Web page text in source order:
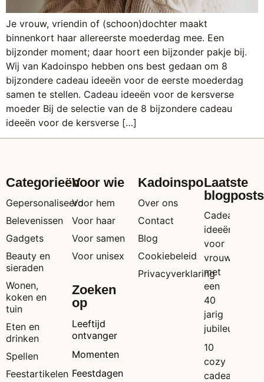
Je vrouw, vriendin of (schoon)dochter maakt
binnenkort haar allereerste moederdag mee. Een
bijzonder moment; daar hoort een bijzonder pakje bij.
Wij van Kadoinspo hebben ons best gedaan om 8
bijzondere cadeau ideeën voor de eerste moederdag
samen te stellen. Cadeau ideeën voor de kersverse
moeder Bij de selectie van de 8 bijzondere cadeau
ideeën voor de kersverse […]
Categorieën
Gepersonaliseerd
Belevenissen
Gadgets
Beauty en
sieraden
Wonen,
koken en
tuin
Eten en
drinken
Spellen
Feestartikelen
Voor wie
Voor hem
Voor haar
Voor samen
Voor unisex
Zoeken
op
Leeftijd
ontvanger
Momenten
Feestdagen
Kadoinspo
Over ons
Contact
Blog
Cookiebeleid
Privacyverklaring
Laatste
blogposts
Cadeau
ideeën
voor
vrouwen
met
een
40
jarig
jubileum
10
cozy
cadeau